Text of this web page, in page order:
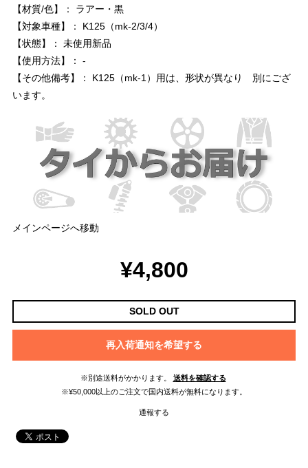
【材質/色】： ラアー・黒
【対象車種】： K125（mk-2/3/4）
【状態】： 未使用新品
【使用方法】： -
【その他備考】： K125（mk-1）用は、形状が異なり 別にござ
います。
メインページへ移動
¥4,800
SOLD OUT
再入荷通知を希望する
※別途送料がかかります。
送料を確認する
※¥50,000以上のご注文で国内送料が無料になります。
通報する